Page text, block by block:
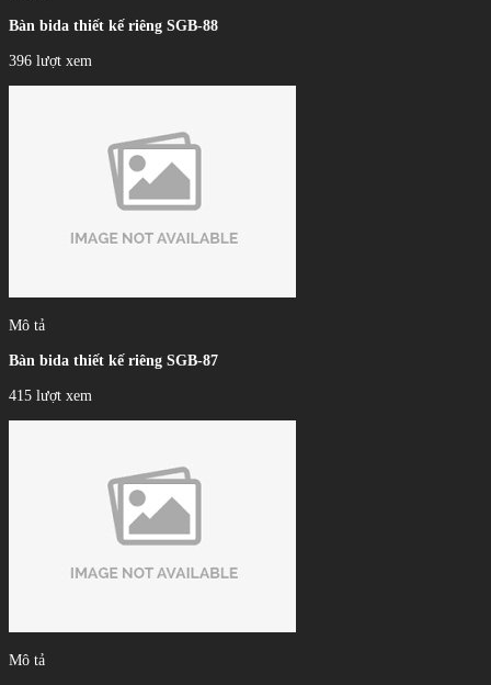
Bàn bida thiết kế riêng SGB-88
396 lượt xem
Mô tả
Bàn bida thiết kế riêng SGB-87
415 lượt xem
Mô tả